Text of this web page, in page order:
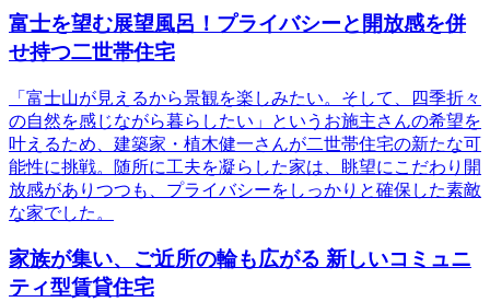
富士を望む展望風呂！プライバシーと開放感を併
せ持つ二世帯住宅
「富士山が見えるから景観を楽しみたい。そして、四季折々
の自然を感じながら暮らしたい」というお施主さんの希望を
叶えるため、建築家・植木健一さんが二世帯住宅の新たな可
能性に挑戦。随所に工夫を凝らした家は、眺望にこだわり開
放感がありつつも、プライバシーをしっかりと確保した素敵
な家でした。
家族が集い、ご近所の輪も広がる 新しいコミュニ
ティ型賃貸住宅